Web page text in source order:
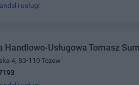
i usługi
Handlowo-Usługowa Tomasz
4, 83-110 Tczew